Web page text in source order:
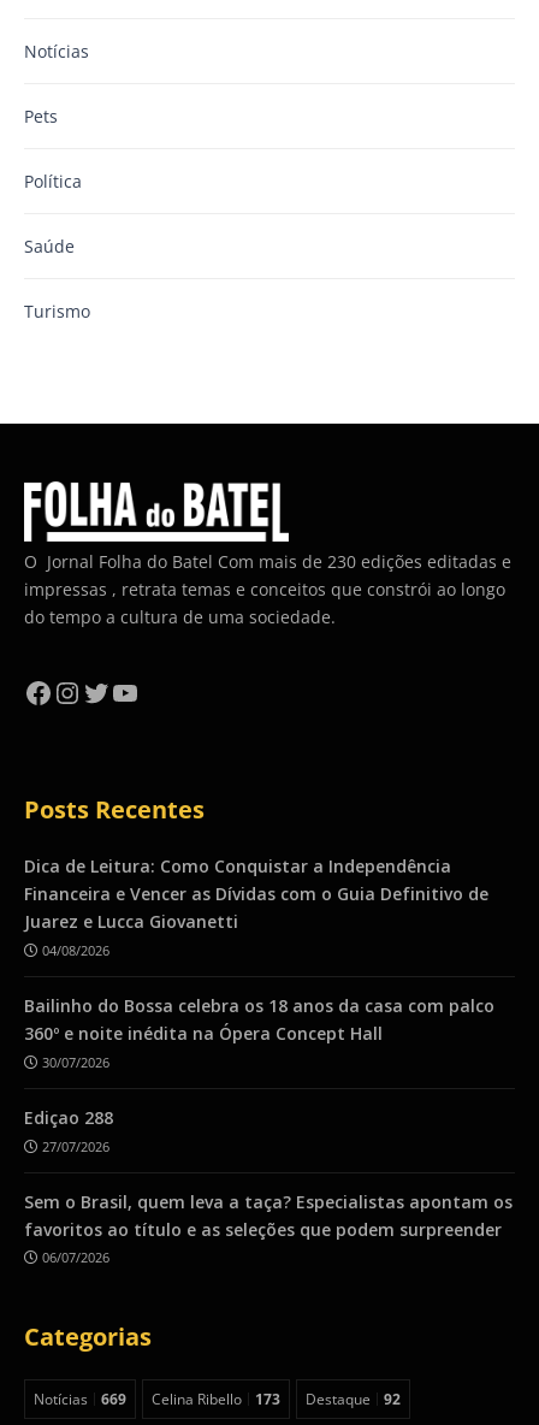
Notícias
Pets
Política
Saúde
Turismo
O Jornal Folha do Batel Com mais de 230 edições editadas e
impressas , retrata temas e conceitos que constrói ao longo
do tempo a cultura de uma sociedade.
Facebook
Instagram
Twitter
YouTube
Posts Recentes
Dica de Leitura: Como Conquistar a Independência
Financeira e Vencer as Dívidas com o Guia Definitivo de
Juarez e Lucca Giovanetti
04/08/2026
Bailinho do Bossa celebra os 18 anos da casa com palco
360º e noite inédita na Ópera Concept Hall
30/07/2026
Ediçao 288
27/07/2026
Sem o Brasil, quem leva a taça? Especialistas apontam os
favoritos ao título e as seleções que podem surpreender
06/07/2026
Categorias
Notícias 669 Celina Ribello 173 Destaque 92